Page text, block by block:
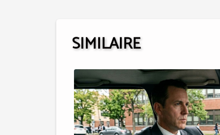
SIMILAIRE